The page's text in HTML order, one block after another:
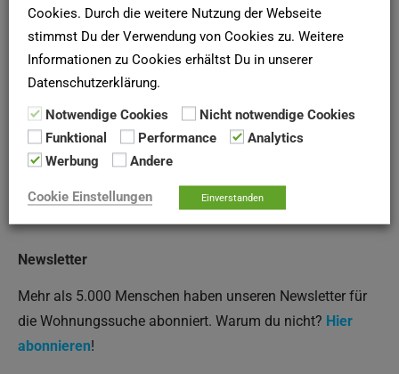
(Quelle: Wohnungsgenossenschaft Wolfen eG, Stand
Januar 2022)
SCHUFA-AUSKUNFT
Hier deineSCHUFA-Bonitätsauskunft
bei derSCHUFAanfordern!
Newsletter
Mehr als 5.000 Menschen haben unseren Newsletter für
die Wohnungssuche abonniert. Warum du nicht? Hier
abonnieren!
Cookies. Durch die weitere Nutzung der Webseite
stimmst Du der Verwendung von Cookies zu. Weitere
Informationen zu Cookies erhältst Du in unserer
Datenschutzerklärung.
Notwendige Cookies
Nicht notwendige Cookies
Funktional
Performance
Analytics
Werbung
Andere
Cookie Einstellungen Einverstanden